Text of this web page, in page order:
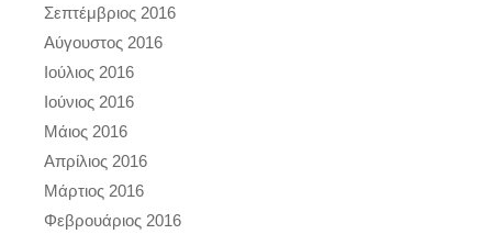
Σεπτέμβριος 2016
Αύγουστος 2016
Ιούλιος 2016
Ιούνιος 2016
Μάιος 2016
Απρίλιος 2016
Μάρτιος 2016
Φεβρουάριος 2016